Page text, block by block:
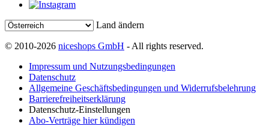
Land ändern
© 2010-2026 niceshops GmbH - All rights reserved.
Impressum und Nutzungsbedingungen
Datenschutz
Allgemeine Geschäftsbedingungen und Widerrufsbelehrung
Barrierefreiheitserklärung
Datenschutz-Einstellungen
Abo-Verträge hier kündigen